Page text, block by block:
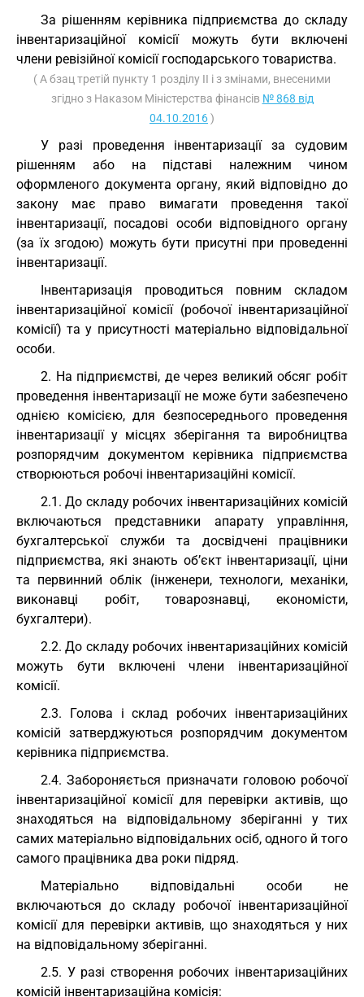
За рішенням керівника підприємства до складу
інвентаризаційної комісії можуть бути включені
члени ревізійної комісії господарського товариства.
( А бзац третій пункту 1 розділу ІІ і з змінами, внесеними
згідно з Наказом Міністерства фінансів № 868 від
04.10.2016)
У разі проведення інвентаризації за судовим
рішенням або на підставі належним чином
оформленого документа органу, який відповідно до
закону має право вимагати проведення такої
інвентаризації, посадові особи відповідного органу
(за їх згодою) можуть бути присутні при проведенні
інвентаризації.
Інвентаризація проводиться повним складом
інвентаризаційної комісії (робочої інвентаризаційної
комісії) та у присутності матеріально відповідальної
особи.
2. На підприємстві, де через великий обсяг робіт
проведення інвентаризації не може бути забезпечено
однією комісією, для безпосереднього проведення
інвентаризації у місцях зберігання та виробництва
розпорядчим документом керівника підприємства
створюються робочі інвентаризаційні комісії.
2.1. До складу робочих інвентаризаційних комісій
включаються представники апарату управління,
бухгалтерської служби та досвідчені працівники
підприємства, які знають об’єкт інвентаризації, ціни
та первинний облік (інженери, технологи, механіки,
виконавці робіт, товарознавці, економісти,
бухгалтери).
2.2. До складу робочих інвентаризаційних комісій
можуть бути включені члени інвентаризаційної
комісії.
2.3. Голова і склад робочих інвентаризаційних
комісій затверджуються розпорядчим документом
керівника підприємства.
2.4. Забороняється призначати головою робочої
інвентаризаційної комісії для перевірки активів, що
знаходяться на відповідальному зберіганні у тих
самих матеріально відповідальних осіб, одного й того
самого працівника два роки підряд.
Матеріально відповідальні особи не
включаються до складу робочої інвентаризаційної
комісії для перевірки активів, що знаходяться у них
на відповідальному зберіганні.
2.5. У разі створення робочих інвентаризаційних
комісій інвентаризаційна комісія: